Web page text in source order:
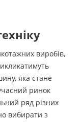
виробів,
яка стане
ринок
ряд різних
вибирати з